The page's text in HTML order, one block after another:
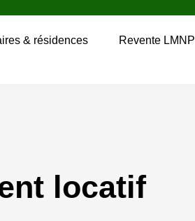
& résidences Revente LMNP
locatif